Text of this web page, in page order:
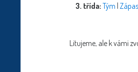
3. třída: Tým |
Litujeme, ale k vámi